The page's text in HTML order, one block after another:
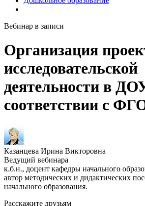
Вебинар в записи
Организация
исследовательской
деятельности в
соответствии с
Казанцева Ирина Викторовна
Ведущий вебинара
к.б.н., доцент кафедры начального
автор методических и дидактических
начального образования.
Расскажите друзьям